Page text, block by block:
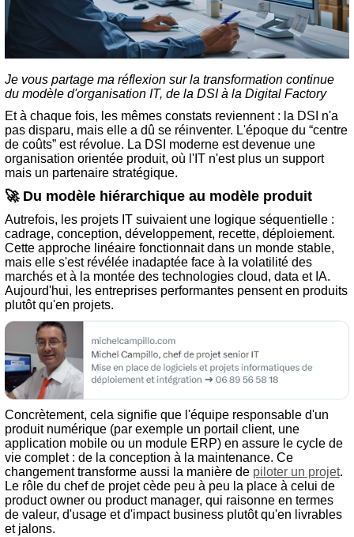
Je vous partage ma réflexion sur la transformation continue
du modèle d'organisation IT, de la DSI à la Digital Factory
Et à chaque fois, les mêmes constats reviennent : la DSI n'a
pas disparu, mais elle a dû se réinventer. L'époque du “centre
de coûts” est révolue. La DSI moderne est devenue une
organisation orientée produit, où l'IT n'est plus un support
mais un partenaire stratégique.
🚀 Du modèle hiérarchique au modèle produit
Autrefois, les projets IT suivaient une logique séquentielle :
cadrage, conception, développement, recette, déploiement.
Cette approche linéaire fonctionnait dans un monde stable,
mais elle s'est révélée inadaptée face à la volatilité des
marchés et à la montée des technologies cloud, data et IA.
Aujourd'hui, les entreprises performantes pensent en produits
plutôt qu'en projets.
Concrètement, cela signifie que l'équipe responsable d'un
produit numérique (par exemple un portail client, une
application mobile ou un module ERP) en assure le cycle de
vie complet : de la conception à la maintenance. Ce
changement transforme aussi la manière de piloter un projet.
Le rôle du chef de projet cède peu à peu la place à celui de
product owner ou product manager, qui raisonne en termes
de valeur, d'usage et d'impact business plutôt qu'en livrables
et jalons.